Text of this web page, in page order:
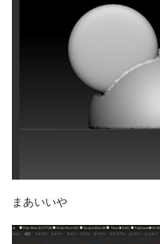
まあいいや